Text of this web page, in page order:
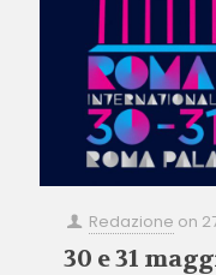
Redazione on
30 e 31